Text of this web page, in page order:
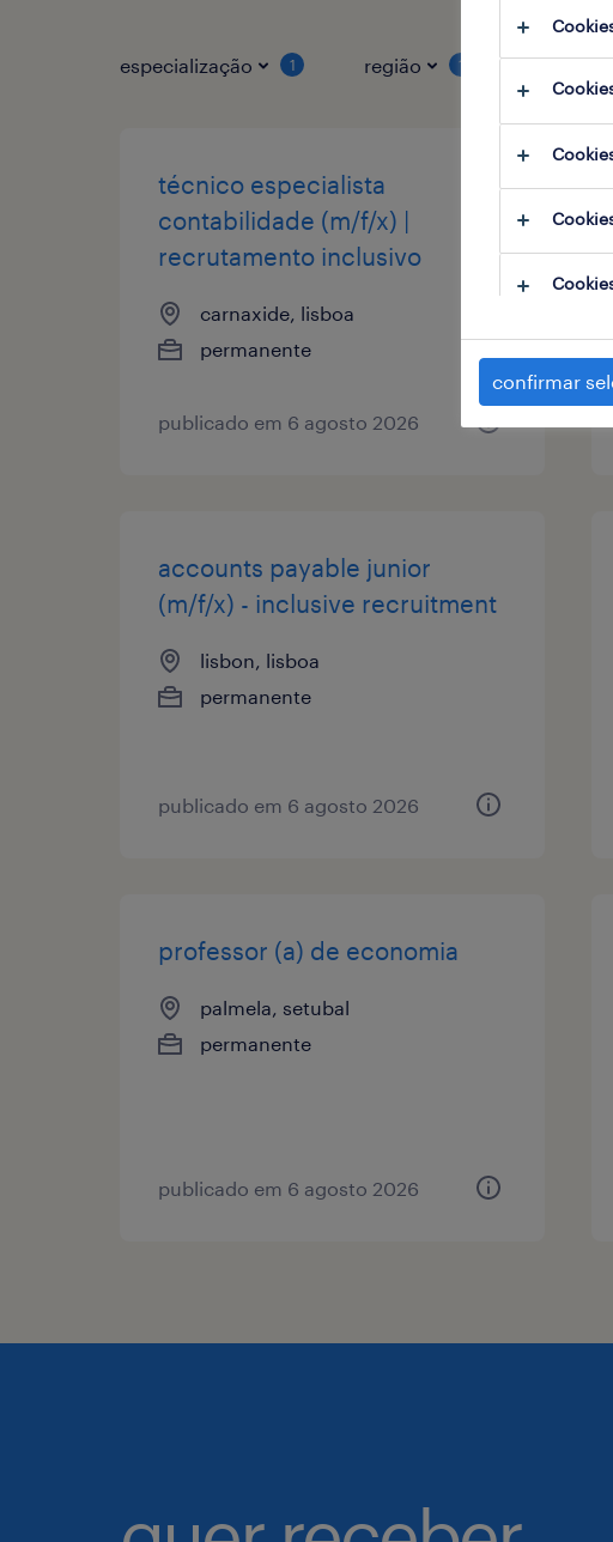
especialização 1 região 1 tipo de
técnico especialista
contabilidade (m/f/x) |
recrutamento inclusivo
carnaxide, lisboa
permanente
publicado em 6 agosto 2026
accounts payable junior
(m/f/x) - inclusive recruitment
lisbon, lisboa
permanente
publicado em 6 agosto 2026
professor (a) de economia
palmela, setubal
permanente
publicado em 6 agosto 2026
confirmar